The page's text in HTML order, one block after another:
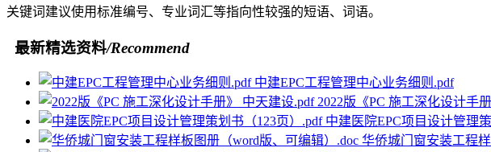
关键词建议使用标准编号、专业词汇等指向性较强的短语、词语。
最新精选资料/Recommend
中建EPC工程管理中心业务细则.pdf
2022版《PC 施工深化设计手
中建医院EPC项目设计管理
华侨城门窗安装工程